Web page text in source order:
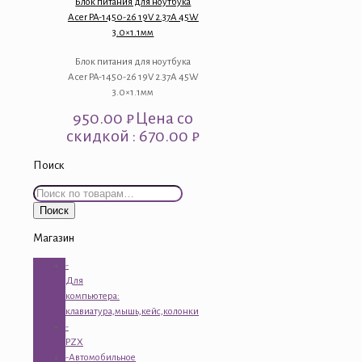
Acer PA-1450-26 19V 2.37A 45W
3.0×1.1мм
Блок питания для ноутбука
Acer PA-1450-26 19V 2.37A 45W
3.0×1.1мм
950.00₽Цена со
скидкой : 670.00 ₽
Поиск
Искать:
Поиск
Магазин
-
Для
компьютера:
клавиатура,мышь,кейс,колонки
-
PZX
-Автомобильное